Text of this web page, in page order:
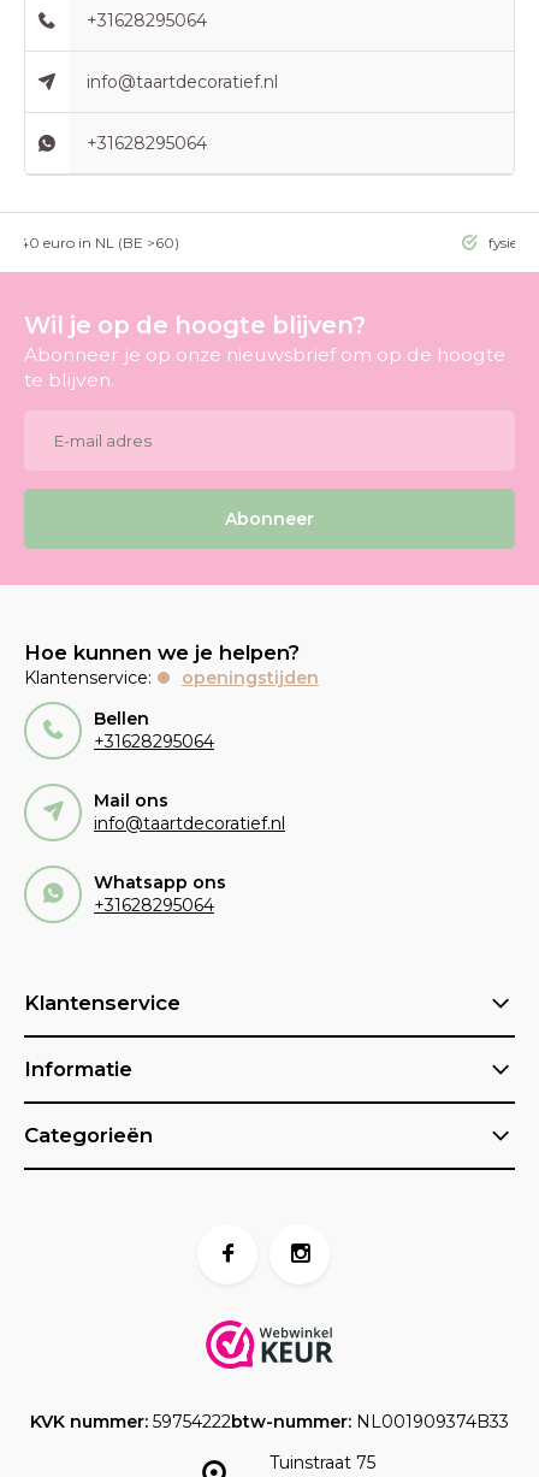
+31628295064
info@taartdecoratief.nl
+31628295064
>40 euro in NL (BE >60) fysieke
Wil je op de hoogte blijven?
Abonneer je op onze nieuwsbrief om op de hoogte
te blijven.
Abonneer
Hoe kunnen we je helpen?
Klantenservice:
openingstijden
Bellen
+31628295064
Mail ons
info@taartdecoratief.nl
Whatsapp ons
+31628295064
Klantenservice
Informatie
Categorieën
Tuinstraat 75
KVK nummer: 59754222btw-nummer: NL001909374B33